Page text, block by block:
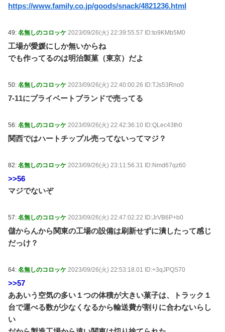
https://www.family.co.jp/goods/snack/4821236.html
49: 名無しのコロッケ 2023/09/26(火) 22:39:55.57 ID:to9KMb5M0
工場が愛媛にしか無いからね
でも作ってるのは明治製菓（東京）だよ
50: 名無しのコロッケ 2023/09/26(火) 22:40:00.26 ID:TJs53Rno0
7-11にプライベートブランドで売ってる
56: 名無しのコロッケ 2023/09/26(火) 22:42:36.10 ID:QLec43th0
関西ではハートチップル売ってないってマジ？
82: 名無しのコロッケ 2023/09/26(火) 23:11:56.31 ID:Nmd67qz60
>>56
マジでないぞ
57: 名無しのコロッケ 2023/09/26(火) 22:47:02.22 ID:JrVB6P+b0
儲からんから関東の工場の設備は刷新せずに潰したって感じ
だっけ？
64: 名無しのコロッケ 2023/09/26(火) 22:53:18.01 ID:+3qJPQS70
>>57
ああいう空気の多い１つの体積が大きい菓子は、トラック１
台で運べる数が少なくなるから輸送費が割りに合わないらし
い